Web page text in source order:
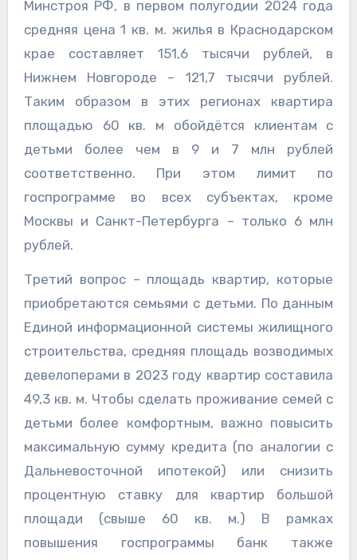
Минстроя РФ, в первом полугодии 2024 года
средняя цена 1 кв. м. жилья в Краснодарском
крае составляет 151,6 тысячи рублей, в
Нижнем Новгороде – 121,7 тысячи рублей.
Таким образом в этих регионах квартира
площадью 60 кв. м обойдётся клиентам с
детьми более чем в 9 и 7 млн рублей
соответственно. При этом лимит по
госпрограмме во всех субъектах, кроме
Москвы и Санкт-Петербурга – только 6 млн
рублей.
Третий вопрос – площадь квартир, которые
приобретаются семьями с детьми. По данным
Единой информационной системы жилищного
строительства, средняя площадь возводимых
девелоперами в 2023 году квартир составила
49,3 кв. м. Чтобы сделать проживание семей с
детьми более комфортным, важно повысить
максимальную сумму кредита (по аналогии с
Дальневосточной ипотекой) или снизить
процентную ставку для квартир большой
площади (свыше 60 кв. м.) В рамках
повышения госпрограммы банк также